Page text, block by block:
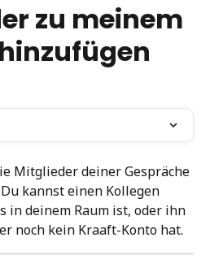
zu meinem
Mitglieder deiner Gespräche
kannst einen Kollegen
in deinem Raum ist, oder ihn
noch kein Kraaft-Konto hat.